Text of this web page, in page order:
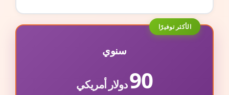
الأكثر توفيرًا
سنوي
90دولار أمريكي